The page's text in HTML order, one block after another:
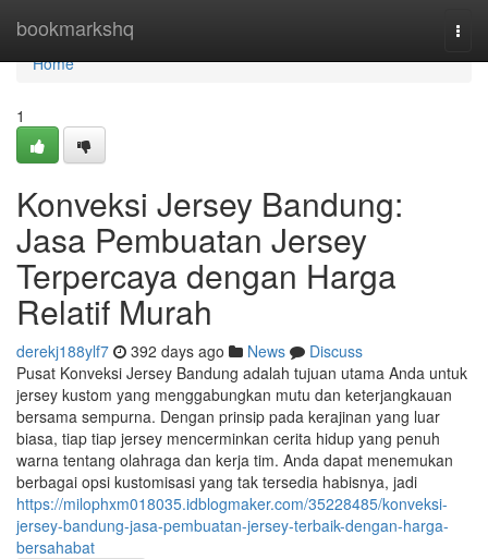
bookmarkshq
Home
Home
1
Konveksi Jersey Bandung:
Jasa Pembuatan Jersey
Terpercaya dengan Harga
Relatif Murah
derekj188ylf7 392 days ago News
Discuss
Pusat Konveksi Jersey Bandung adalah tujuan utama Anda untuk
jersey kustom yang menggabungkan mutu dan keterjangkauan
bersama sempurna. Dengan prinsip pada kerajinan yang luar
biasa, tiap tiap jersey mencerminkan cerita hidup yang penuh
warna tentang olahraga dan kerja tim. Anda dapat menemukan
berbagai opsi kustomisasi yang tak tersedia habisnya, jadi
https://milophxm018035.idblogmaker.com/35228485/konveksi-
jersey-bandung-jasa-pembuatan-jersey-terbaik-dengan-harga-
bersahabat